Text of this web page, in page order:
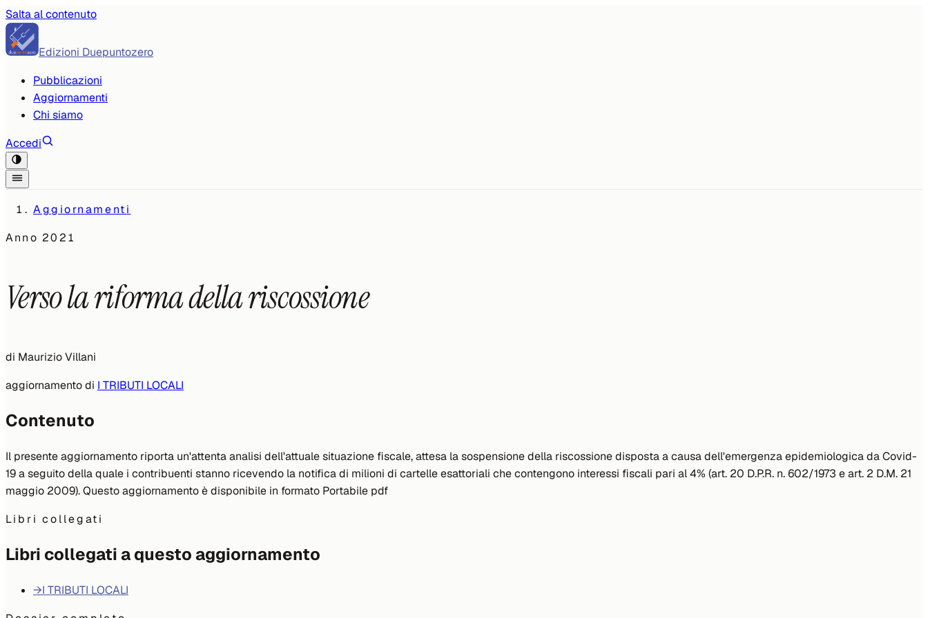
Salta al contenuto
Edizioni Duepuntozero
Pubblicazioni
Aggiornamenti
Chi siamo
Accedi
Aggiornamenti
Anno2021
Verso la riforma della riscossione
di Maurizio Villani
aggiornamento di I TRIBUTI LOCALI
Contenuto
Il presente aggiornamento riporta un'attenta analisi dell'attuale situazione fiscale, attesa la sospensione della riscossione disposta a causa dell'emergenza epidemiologica da Covid-
19 a seguito della quale i contribuenti stanno ricevendo la notifica di milioni di cartelle esattoriali che contengono interessi fiscali pari al 4% (art. 20 D.P.R. n. 602/1973 e art. 2 D.M. 21
maggio 2009). Questo aggiornamento è disponibile in formato Portabile pdf
Libri collegati
Libri collegati a questo aggiornamento
→I TRIBUTI LOCALI